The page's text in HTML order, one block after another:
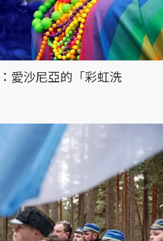
愛沙尼亞的「彩虹洗